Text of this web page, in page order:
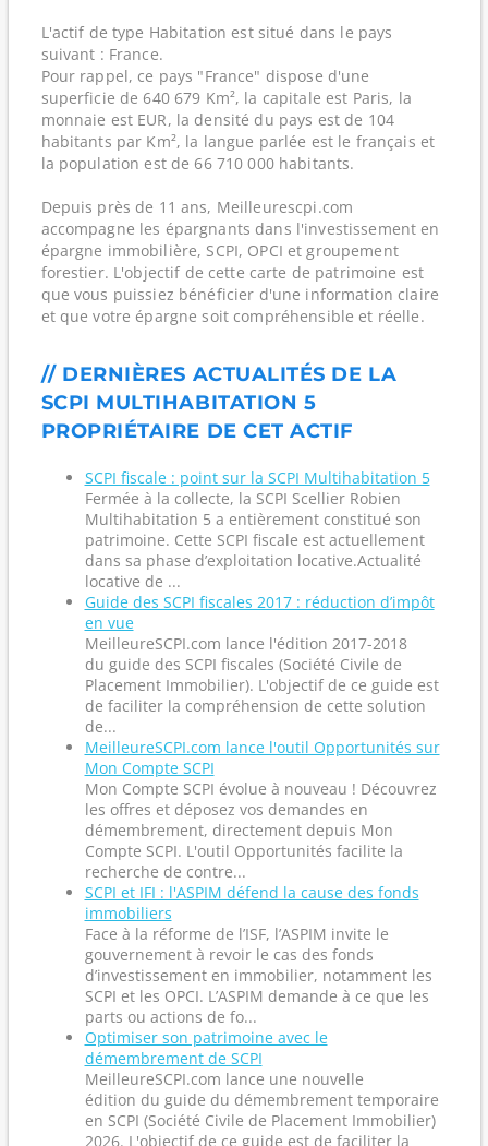
L'actif de type Habitation est situé dans le pays
suivant : France.
Pour rappel, ce pays "France" dispose d'une
superficie de 640 679 Km², la capitale est Paris, la
monnaie est EUR, la densité du pays est de 104
habitants par Km², la langue parlée est le français et
la population est de 66 710 000 habitants.
Depuis près de 11 ans, Meilleurescpi.com
accompagne les épargnants dans l'investissement en
épargne immobilière, SCPI, OPCI et groupement
forestier. L'objectif de cette carte de patrimoine est
que vous puissiez bénéficier d'une information claire
et que votre épargne soit compréhensible et réelle.
// DERNIÈRES ACTUALITÉS DE LA
SCPI MULTIHABITATION 5
PROPRIÉTAIRE DE CET ACTIF
SCPI fiscale : point sur la SCPI Multihabitation 5
Fermée à la collecte, la SCPI Scellier Robien
Multihabitation 5 a entièrement constitué son
patrimoine. Cette SCPI fiscale est actuellement
dans sa phase d’exploitation locative.Actualité
locative de ...
Guide des SCPI fiscales 2017 : réduction d’impôt
en vue
MeilleureSCPI.com lance l'édition 2017-2018
du guide des SCPI fiscales (Société Civile de
Placement Immobilier). L'objectif de ce guide est
de faciliter la compréhension de cette solution
de...
MeilleureSCPI.com lance l'outil Opportunités sur
Mon Compte SCPI
Mon Compte SCPI évolue à nouveau ! Découvrez
les offres et déposez vos demandes en
démembrement, directement depuis Mon
Compte SCPI. L'outil Opportunités facilite la
recherche de contre...
SCPI et IFI : l'ASPIM défend la cause des fonds
immobiliers
Face à la réforme de l’ISF, l’ASPIM invite le
gouvernement à revoir le cas des fonds
d’investissement en immobilier, notamment les
SCPI et les OPCI. L’ASPIM demande à ce que les
parts ou actions de fo...
Optimiser son patrimoine avec le
démembrement de SCPI
MeilleureSCPI.com lance une nouvelle
édition du guide du démembrement temporaire
en SCPI (Société Civile de Placement Immobilier)
2026. L'objectif de ce guide est de faciliter la